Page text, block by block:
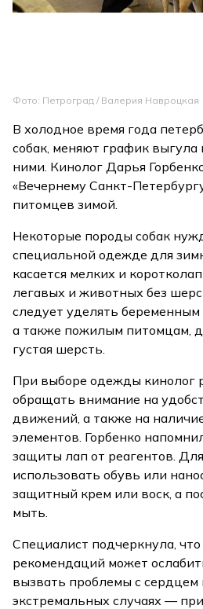
Фото: Петроград / Валерия Навроцкая
В холодное время года
собак, меняют график выгула
ними. Кинолог Дарья
«Вечернему Санкт-
питомцев зимой.
Некоторые породы собак
специальной одежде для
касается мелких и
легавых и животных без
следует уделять
а также пожилым питомцам,
густая шерсть.
При выборе одежды кинолог
обращать внимание на
движений, а также на
элементов. Горбенко
защиты лап от реагентов.
использовать обувь или
защитный крем или воск, а
мыть.
Специалист подчеркнула,
рекомендаций может
вызвать проблемы с сердцем
экстремальных случаях —